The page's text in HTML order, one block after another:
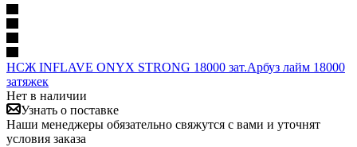
НСЖ INFLAVE ONYX STRONG 18000 зат.Арбуз лайм 18000
затяжек
Нет в наличии
Узнать о поставке
Наши менеджеры обязательно свяжутся с вами и уточнят
условия заказа